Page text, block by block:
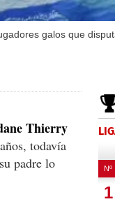
galos que
Thierry
todavía
padre lo